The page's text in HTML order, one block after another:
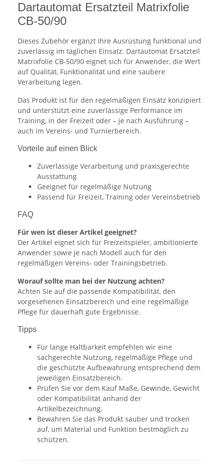
Dartautomat Ersatzteil Matrixfolie
CB-50/90
Dieses Zubehör ergänzt Ihre Ausrüstung funktional und
zuverlässig im täglichen Einsatz. Dartautomat Ersatzteil
Matrixfolie CB-50/90 eignet sich für Anwender, die Wert
auf Qualität, Funktionalität und eine saubere
Verarbeitung legen.
Das Produkt ist für den regelmäßigen Einsatz konzipiert
und unterstützt eine zuverlässige Performance im
Training, in der Freizeit oder – je nach Ausführung –
auch im Vereins- und Turnierbereich.
Vorteile auf einen Blick
Zuverlässige Verarbeitung und praxisgerechte
Ausstattung
Geeignet für regelmäßige Nutzung
Passend für Freizeit, Training oder Vereinsbetrieb
FAQ
Für wen ist dieser Artikel geeignet?
Der Artikel eignet sich für Freizeitspieler, ambitionierte
Anwender sowie je nach Modell auch für den
regelmäßigen Vereins- oder Trainingsbetrieb.
Worauf sollte man bei der Nutzung achten?
Achten Sie auf die passende Kompatibilität, den
vorgesehenen Einsatzbereich und eine regelmäßige
Pflege für dauerhaft gute Ergebnisse.
Tipps
Für lange Haltbarkeit empfehlen wir eine
sachgerechte Nutzung, regelmäßige Pflege und
die geschützte Aufbewahrung entsprechend dem
jeweiligen Einsatzbereich.
Prüfen Sie vor dem Kauf Maße, Gewinde, Gewicht
oder Kompatibilität anhand der
Artikelbezeichnung.
Bewahren Sie das Produkt sauber und trocken
auf, um Material und Funktion bestmöglich zu
schützen.